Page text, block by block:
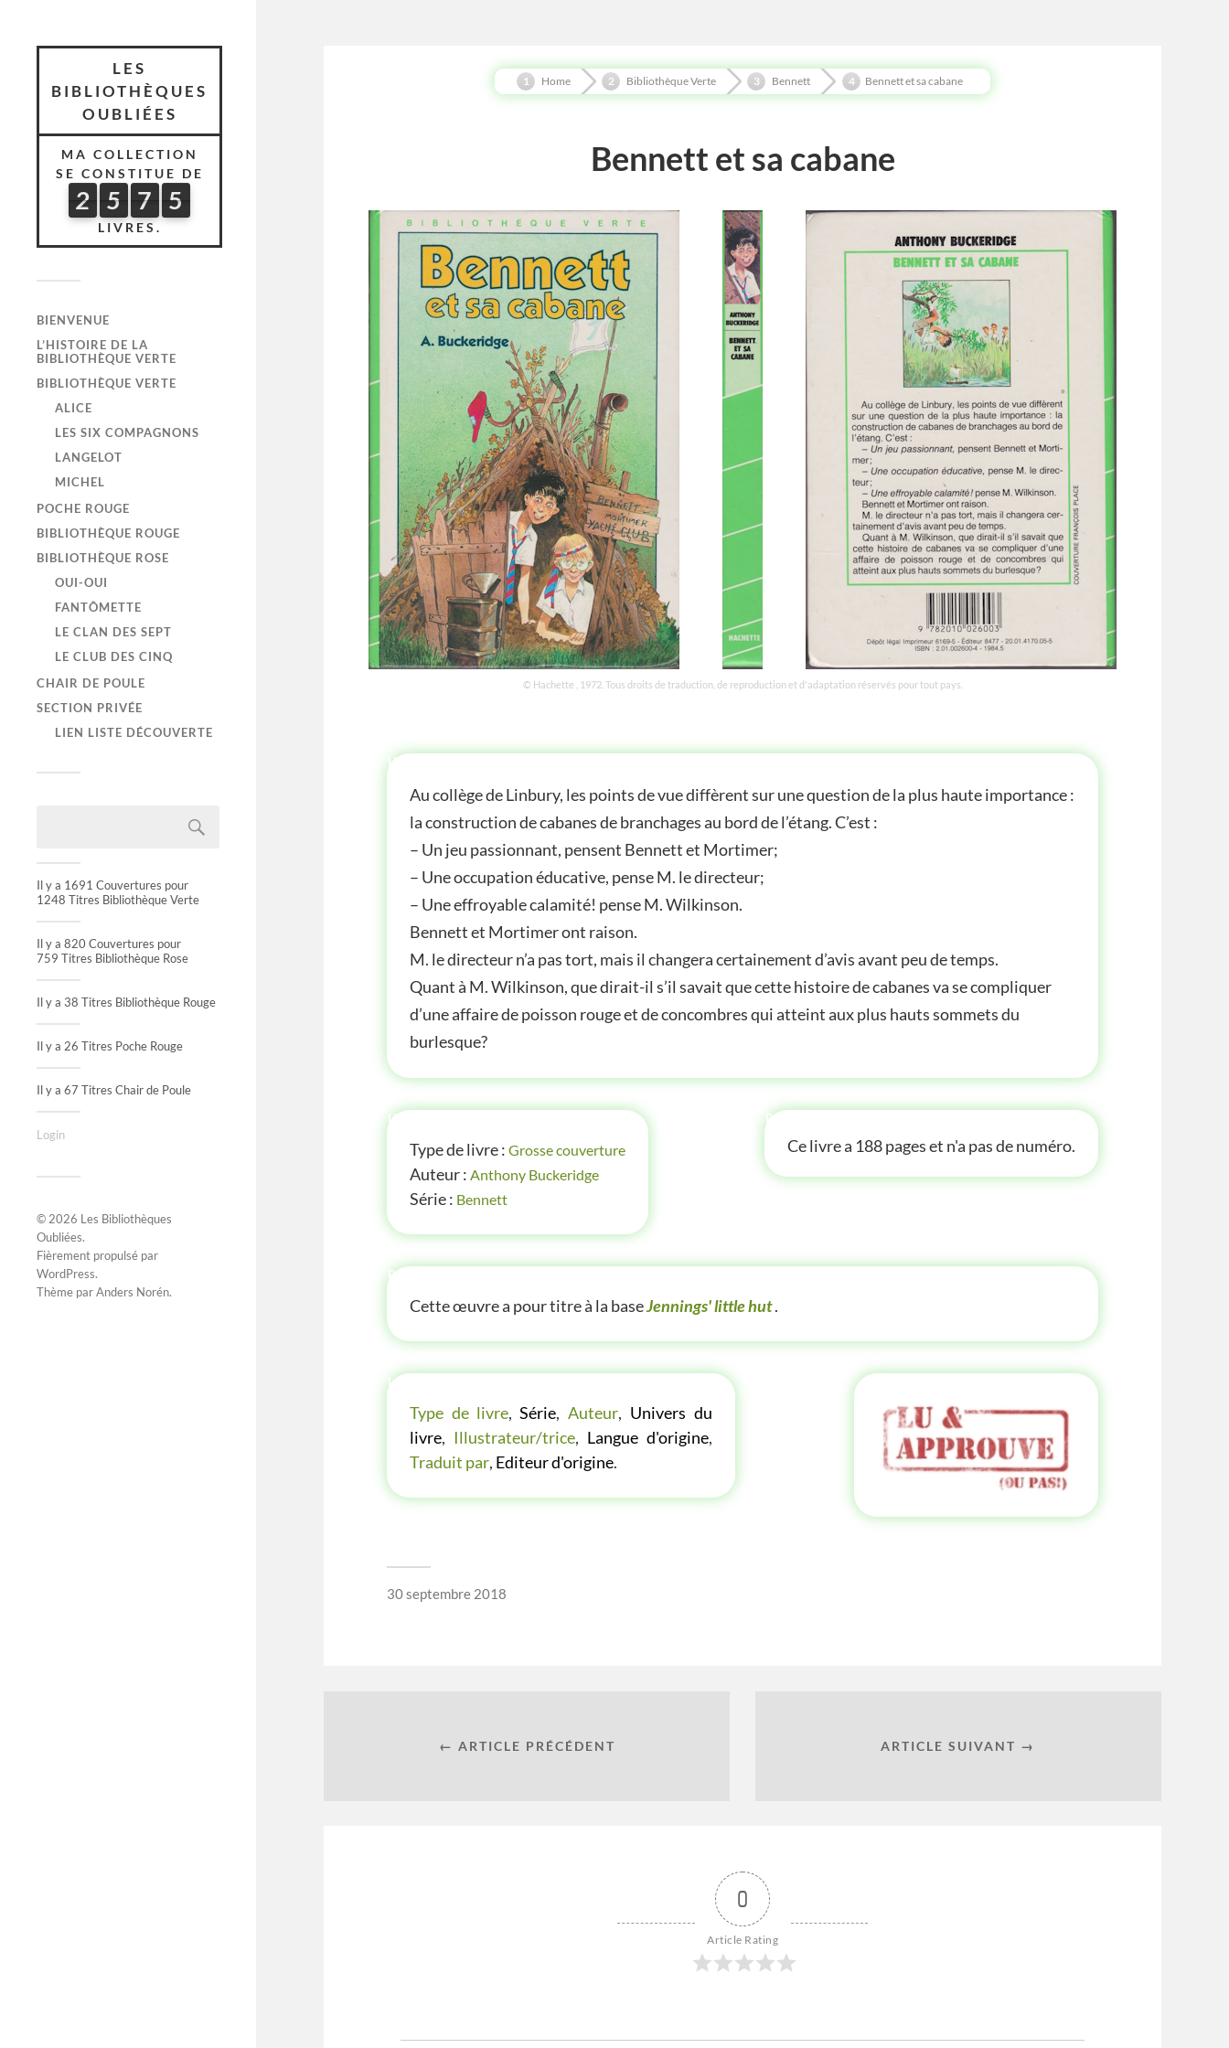
LES
BIBLIOTHÈQUES
OUBLIÉES
MA COLLECTION
SE CONSTITUE DE
2
5
2 5
4
5 7
6
7 5
5
LIVRES.
BIENVENUE
L’HISTOIRE DE LA
BIBLIOTHÈQUE VERTE
BIBLIOTHÈQUE VERTE
ALICE
LES SIX COMPAGNONS
LANGELOT
MICHEL
POCHE ROUGE
BIBLIOTHÈQUE ROUGE
BIBLIOTHÈQUE ROSE
OUI-OUI
FANTÔMETTE
LE CLAN DES SEPT
LE CLUB DES CINQ
CHAIR DE POULE
SECTION PRIVÉE
LIEN LISTE DÉCOUVERTE
Il y a 1691 Couvertures pour
1248 Titres Bibliothèque Verte
Il y a 820 Couvertures pour
759 Titres Bibliothèque Rose
Il y a 38 Titres Bibliothèque Rouge
Il y a 26 Titres Poche Rouge
Il y a 67 Titres Chair de Poule
Login
© 2026 Les Bibliothèques
Oubliées.
Fièrement propulsé par
WordPress.
Thème parAnders Norén.
Home Bibliothèque Verte Bennett Bennett et sa cabane
Bennett et sa cabane
© Hachette , 1972. Tous droits de traduction, de reproduction et d'adaptation réservés pour tout pays.
HISTOIRE
Au collège de Linbury, les points de vue diffèrent sur une question de la plus haute importance :
la construction de cabanes de branchages au bord de l’étang. C’est :
– Un jeu passionnant, pensent Bennett et Mortimer;
– Une occupation éducative, pense M. le directeur;
– Une effroyable calamité! pense M. Wilkinson.
Bennett et Mortimer ont raison.
M. le directeur n’a pas tort, mais il changera certainement d’avis avant peu de temps.
Quant à M. Wilkinson, que dirait-il s’il savait que cette histoire de cabanes va se compliquer
d’une affaire de poisson rouge et de concombres qui atteint aux plus hauts sommets du
burlesque?
INFOS
Type de livre :Grosse couverture
Auteur :Anthony Buckeridge
Série : Bennett
P'TITE INFOS
Ce livre a 188 pages et n'a pas de numéro.
P'TITE(S) INFOS SUR LE LIVRE
Cette œuvre a pour titre à la baseJennings' little hut.
Type de livre,Série,Auteur, Univers du
livre, Illustrateur/trice, Langue d'origine,
Traduit par, Editeur d'origine.
30 septembre 2018
← ARTICLE PRÉCÉDENT ARTICLE SUIVANT →
0
Article Rating